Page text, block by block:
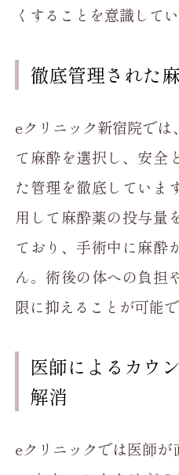
くすることを意識してい
徹底管理された
eクリニック新宿院で
て麻酔を選択し、安全
た管理を徹底していま
用して麻酔薬の投与量
ており、手術中に麻酔
ん。術後の体への負担
限に抑えることが可能で
医師によるカウ
解消
eクリニックでは医師